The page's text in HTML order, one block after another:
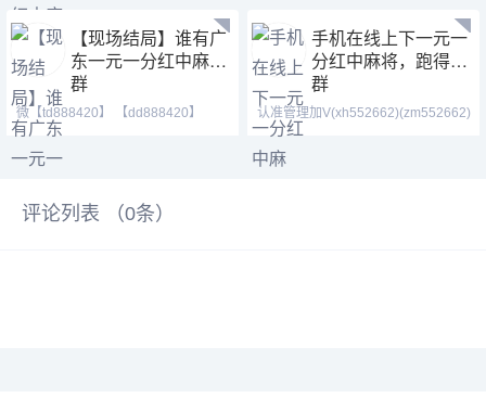
【现场结局】谁有广
东一元一分红中麻将
群
微【td888420】 【dd888420】
【td21155】红中麻将 跑
手机在线上下一元一
分红中麻将，跑得快
群
认准管理加V(xh552662)(zm552662)
【1438079643】喜欢
评论列表 （0条）